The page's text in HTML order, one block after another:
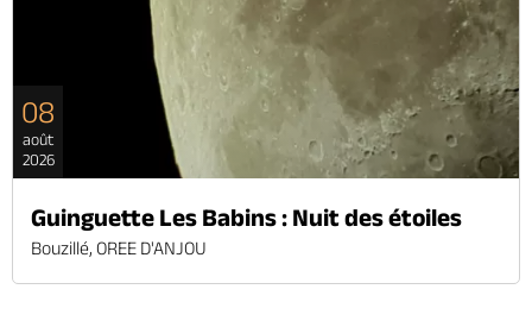
08
août
2026
Guinguette Les Babins : Nuit des étoiles
Bouzillé, OREE D'ANJOU